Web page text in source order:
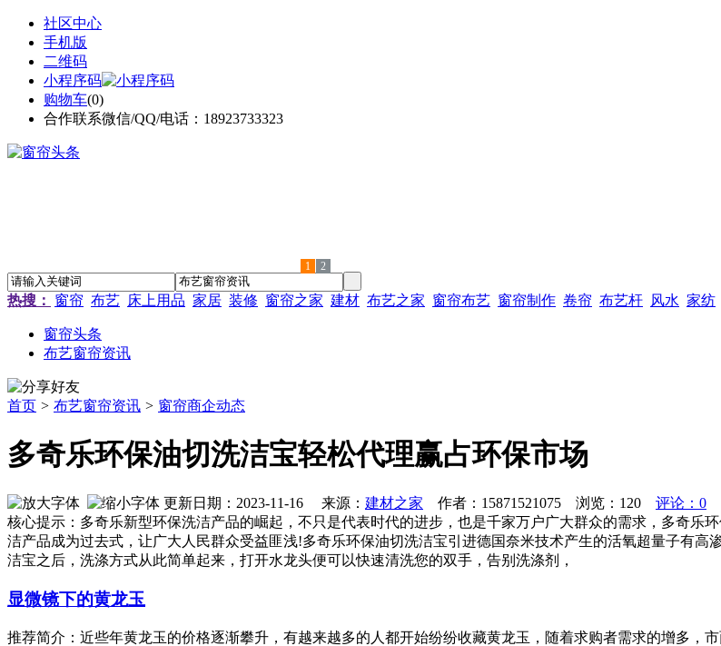
社区中心
手机版
二维码
小程序码
购物车(0)
合作联系微信/QQ/电话：18923733323
1 2
热搜： 窗帘 布艺 床上用品 家居 装修 窗帘之家 建材 布艺之家 窗帘布艺 窗帘制作 卷帘 布艺杆 风水 家纺
窗帘头条
布艺窗帘资讯
首页 > 布艺窗帘资讯 > 窗帘商企动态
多奇乐环保油切洗洁宝轻松代理赢占环保市场
更新日期：2023-11-16 来源： 建材之家 作者：15871521075 浏览： 120
评论：0
核心提示：多奇乐新型环保洗洁产品的崛起，不只是代表时代的进步，也是千家万户广大群众的需求，多奇乐
洁产品成为过去式，让广大人民群众受益匪浅!多奇乐环保油切洗洁宝引进德国奈米技术产生的活氧超量子有
洁宝之后，洗涤方式从此简单起来，打开水龙头便可以快速清洗您的双手，告别洗涤剂，
显微镜下的黄龙玉
推荐简介：近些年黄龙玉的价格逐渐攀升，有越来越多的人都开始纷纷收藏黄龙玉，随着求购者需求的增多，